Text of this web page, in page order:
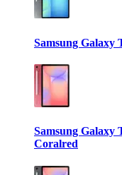
Samsung Galaxy
Samsung Galaxy
Coralred